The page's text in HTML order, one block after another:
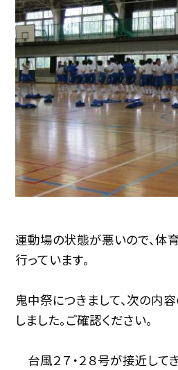
運動場の状態が悪いので、体
行っています。
鬼中祭につきまして、次の内
しました。ご確認ください。
台風２７・２８号が接近して